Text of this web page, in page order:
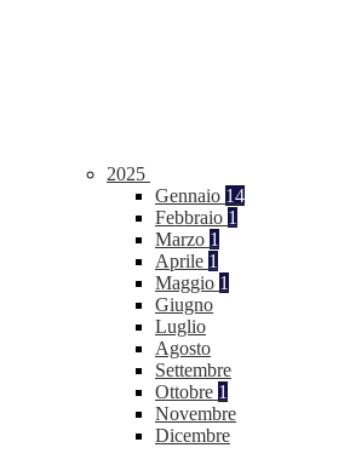
2025
Gennaio 14
Febbraio 1
Marzo 1
Aprile 1
Maggio 1
Giugno
Luglio
Agosto
Settembre
Ottobre 1
Novembre
Dicembre